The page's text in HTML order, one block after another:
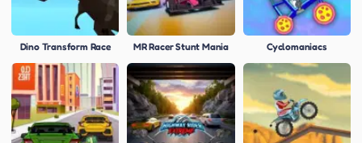
Dino Transform Race MR Racer Stunt Mania Cyclomaniacs